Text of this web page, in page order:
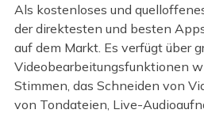
Als kostenloses und
der direktesten und besten
auf dem Markt. Es verfügt über
Videobearbeitungsfunktionen
Stimmen, das Schneiden von
von Tondateien, Live-